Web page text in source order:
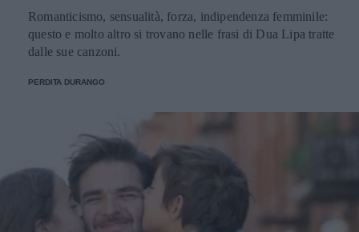
Romanticismo, sensualità, forza, indipendenza femminile:
questo e molto altro si trovano nelle frasi di Dua Lipa tratte
dalle sue canzoni.
PERDITA DURANGO